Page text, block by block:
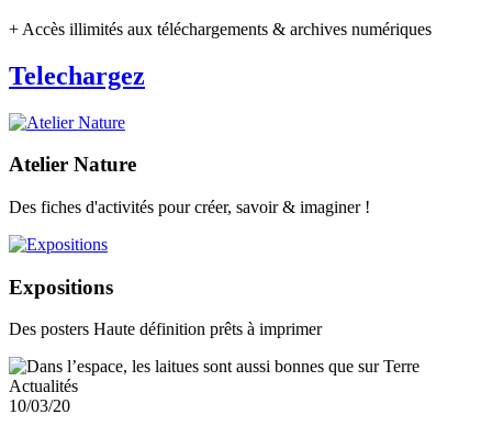
+ Accès illimités aux téléchargements & archives numériques
Telechargez
Atelier Nature
Des fiches d'activités pour créer, savoir & imaginer !
Expositions
Des posters Haute définition prêts à imprimer
Actualités
10/03/20